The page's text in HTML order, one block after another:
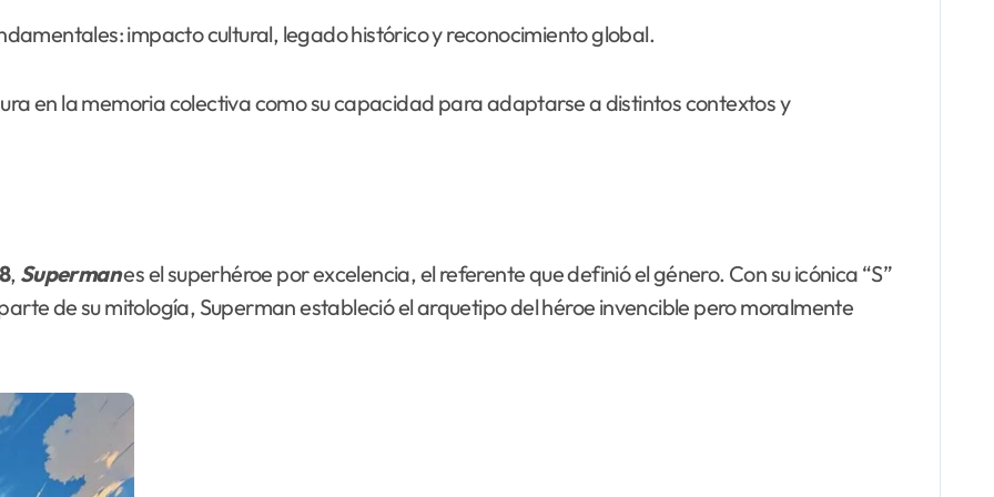
impacto cultural, legado histórico y reconocimiento global.
en la memoria colectiva como su capacidad para adaptarse a distintos contextos y
, Supermanes el superhéroe por excelencia, el referente que definió el género. Con su icónica “S”
de su mitología, Superman estableció el arquetipo del héroe invencible pero moralmente